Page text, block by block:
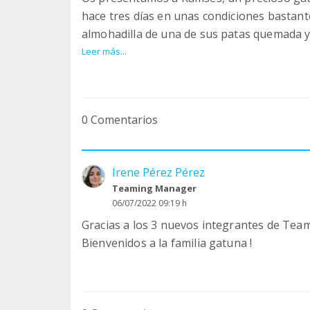
hace tres días en unas condiciones
almohadilla de una de sus patas quemada
recibiendo los cuidados veterinarios que
disfruta de cada caricia. Su
Además, está esterilizado, por lo que
esté echando de menos. Por ello,
No obstante, si nadie lo reclama, nos
pueda recibir todo el amor y los cuidados
Si reconoces a Ramsés o crees saber
Leer más...
0 Comentarios
Irene Pérez Pérez
Teaming Manager
06/07/2022 09:19 h
Gracias a los 3 nuevos integrantes de
Bienvenidos a la familia gatuna !